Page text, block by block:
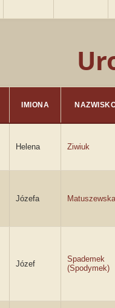
IMIONA
Helena Ziwiuk
Józefa Matuszewska
Józef
Spademek
(Spodymek)